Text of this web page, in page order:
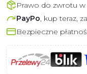
Prawo do zwrotu w
PayPo, kup teraz,
Bezpieczne